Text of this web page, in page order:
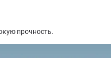
прочность.